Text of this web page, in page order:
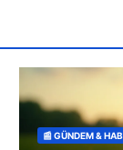
📰 GÜNDEM &